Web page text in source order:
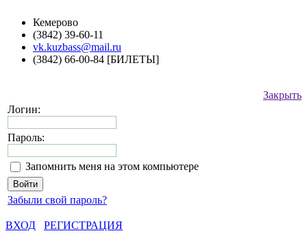
Кемерово
(3842) 39-60-11
vk.kuzbass@mail.ru
(3842) 66-00-84 [БИЛЕТЫ]
Закрыть
Логин:
Пароль:
Запомнить меня на этом компьютере
Забыли свой пароль?
ВХОД
РЕГИСТРАЦИЯ